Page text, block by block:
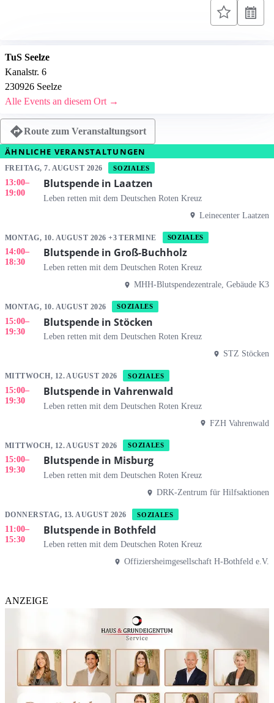
TuS Seelze
Kanalstr. 6
230926 Seelze
Alle Events an diesem Ort →
Route zum Veranstaltungsort
ÄHNLICHE VERANSTALTUNGEN
FREITAG, 7. AUGUST 2026 SOZIALES
13:00–
19:00
Blutspende in Laatzen
Leben retten mit dem Deutschen Roten Kreuz
Leinecenter Laatzen
MONTAG, 10. AUGUST 2026 +3 TERMINE SOZIALES
14:00–
18:30
Blutspende in Groß-Buchholz
Leben retten mit dem Deutschen Roten Kreuz
MHH-Blutspendezentrale, Gebäude K3
MONTAG, 10. AUGUST 2026 SOZIALES
15:00–
19:30
Blutspende in Stöcken
Leben retten mit dem Deutschen Roten Kreuz
STZ Stöcken
MITTWOCH, 12. AUGUST 2026 SOZIALES
15:00–
19:30
Blutspende in Vahrenwald
Leben retten mit dem Deutschen Roten Kreuz
FZH Vahrenwald
MITTWOCH, 12. AUGUST 2026 SOZIALES
15:00–
19:30
Blutspende in Misburg
Leben retten mit dem Deutschen Roten Kreuz
DRK-Zentrum für Hilfsaktionen
DONNERSTAG, 13. AUGUST 2026 SOZIALES
11:00–
15:30
Blutspende in Bothfeld
Leben retten mit dem Deutschen Roten Kreuz
Offiziersheimgesellschaft H-Bothfeld e.V.
ANZEIGE